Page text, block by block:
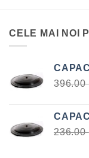
CELE MAI NOI
396.00
236.00